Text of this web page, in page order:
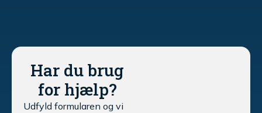
Har du brug
for hjælp?
Udfyld formularen og vi